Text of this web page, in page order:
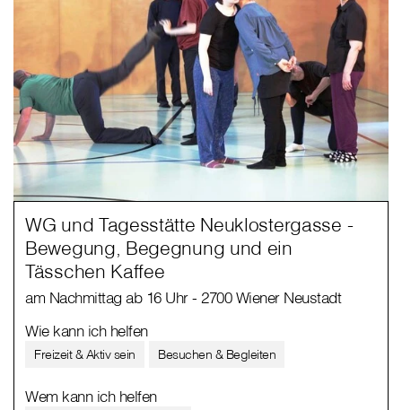
WG und Tagesstätte Neuklostergasse -
Bewegung, Begegnung und ein
Tässchen Kaffee
am Nachmittag ab 16 Uhr - 2700 Wiener Neustadt
Wie kann ich helfen
Freizeit & Aktiv sein Besuchen & Begleiten
Wem kann ich helfen